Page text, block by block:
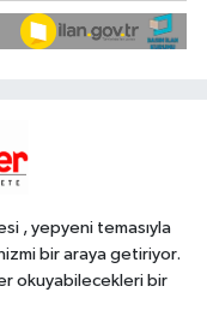
, yepyeni temasıyla
bir araya getiriyor.
okuyabilecekleri bir